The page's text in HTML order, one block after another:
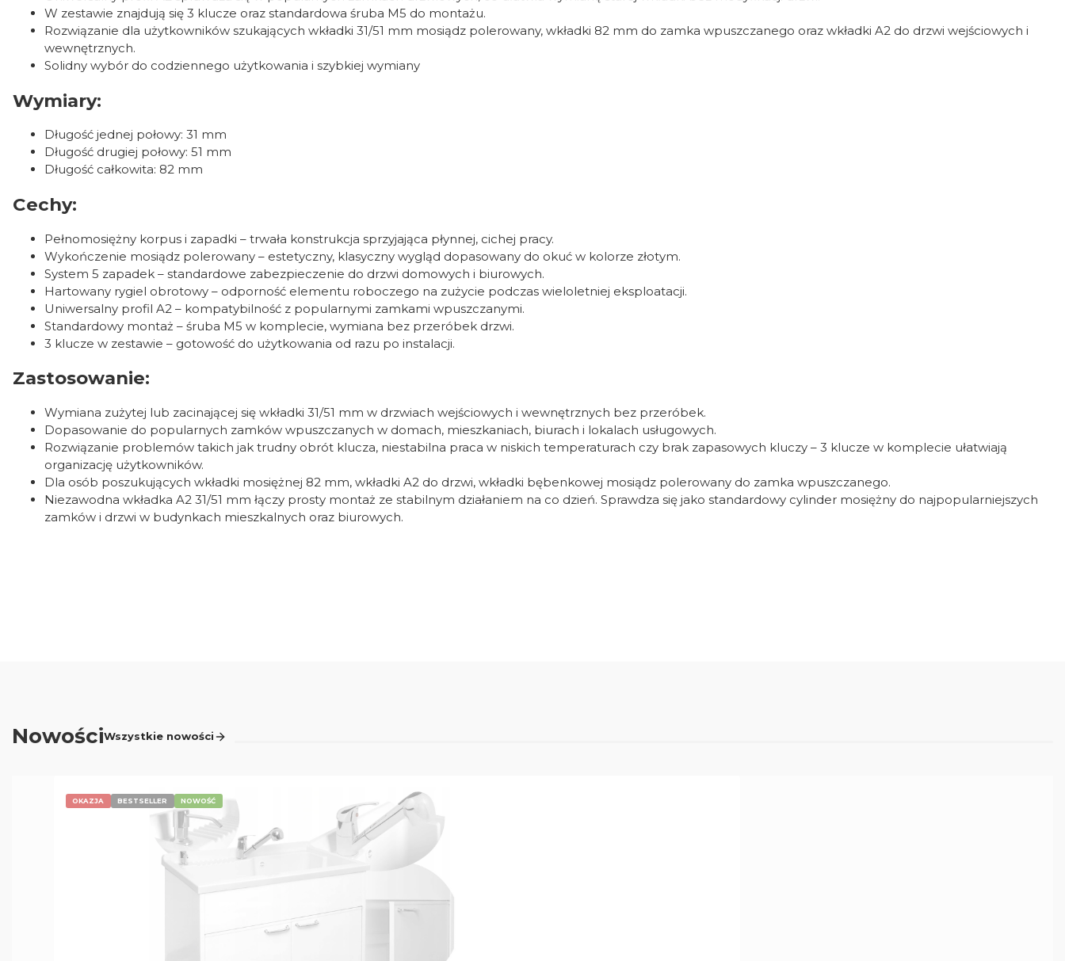
W zestawie znajdują się 3 klucze oraz standardowa śruba M5 do montażu.
Rozwiązanie dla użytkowników szukających wkładki 31/51 mm mosiądz polerowany, wkładki 82 mm do zamka wpuszczanego oraz wkładki A2 do drzwi wejściowych i
wewnętrznych.
Solidny wybór do codziennego użytkowania i szybkiej wymiany
Wymiary:
Długość jednej połowy: 31 mm
Długość drugiej połowy: 51 mm
Długość całkowita: 82 mm
Cechy:
Pełnomosiężny korpus i zapadki – trwała konstrukcja sprzyjająca płynnej, cichej pracy.
Wykończenie mosiądz polerowany – estetyczny, klasyczny wygląd dopasowany do okuć w kolorze złotym.
System 5 zapadek – standardowe zabezpieczenie do drzwi domowych i biurowych.
Hartowany rygiel obrotowy – odporność elementu roboczego na zużycie podczas wieloletniej eksploatacji.
Uniwersalny profil A2 – kompatybilność z popularnymi zamkami wpuszczanymi.
Standardowy montaż – śruba M5 w komplecie, wymiana bez przeróbek drzwi.
3 klucze w zestawie – gotowość do użytkowania od razu po instalacji.
Zastosowanie:
Wymiana zużytej lub zacinającej się wkładki 31/51 mm w drzwiach wejściowych i wewnętrznych bez przeróbek.
Dopasowanie do popularnych zamków wpuszczanych w domach, mieszkaniach, biurach i lokalach usługowych.
Rozwiązanie problemów takich jak trudny obrót klucza, niestabilna praca w niskich temperaturach czy brak zapasowych kluczy – 3 klucze w komplecie ułatwiają
organizację użytkowników.
Dla osób poszukujących wkładki mosiężnej 82 mm, wkładki A2 do drzwi, wkładki bębenkowej mosiądz polerowany do zamka wpuszczanego.
Niezawodna wkładka A2 31/51 mm łączy prosty montaż ze stabilnym działaniem na co dzień. Sprawdza się jako standardowy cylinder mosiężny do najpopularniejszych
zamków i drzwi w budynkach mieszkalnych oraz biurowych.
NowościWszystkie nowości
OKAZJA BESTSELLER NOWOŚĆ